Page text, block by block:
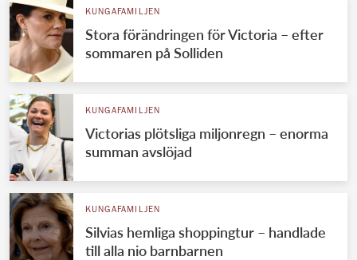
KUNGAFAMILJEN
Stora förändringen för Victoria – efter
sommaren på Solliden
KUNGAFAMILJEN
Victorias plötsliga miljonregn – enorma
summan avslöjad
KUNGAFAMILJEN
Silvias hemliga shoppingtur – handlade
till alla nio barnbarnen